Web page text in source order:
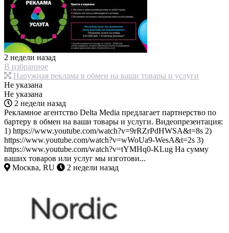
2 недели назад
В избранное
Наружная реклама в обмен на ваши товары и услуги
Не указана
Не указана
2 недели назад
Рекламное агентство Delta Media предлагает партнерство по
бартеру в обмен на ваши товары и услуги. Видеопрезентация:
1) https://www.youtube.com/watch?v=9rRZrPdHWSA&t=8s 2)
https://www.youtube.com/watch?v=wWoUa9-WesA&t=2s 3)
https://www.youtube.com/watch?v=tYMHq0-KLug На сумму
ваших товаров или услуг мы изготови...
Москва, RU
2 недели назад